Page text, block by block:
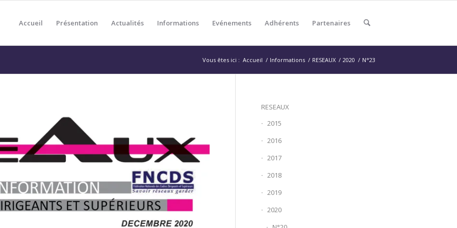
Accueil Présentation Actualités Informations Evénements Adhérents Partenaires
Vous êtes ici : Accueil / Informations / RESEAUX / 2020 / N°23
RESEAUX
2015
2016
2017
2018
2019
2020